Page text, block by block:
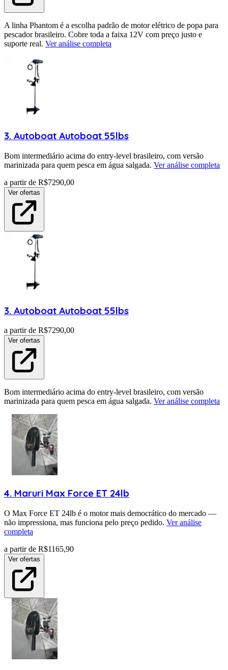
A linha Phantom é a escolha padrão de motor elétrico de popa para
pescador brasileiro. Cobre toda a faixa 12V com preço justo e
suporte real. Ver análise completa
3. Autoboat Autoboat 55lbs
Bom intermediário acima do entry-level brasileiro, com versão
marinizada para quem pesca em água salgada. Ver análise completa
a partir de R$7290,00
Ver ofertas
3. Autoboat Autoboat 55lbs
a partir de R$7290,00
Ver ofertas
Bom intermediário acima do entry-level brasileiro, com versão
marinizada para quem pesca em água salgada. Ver análise completa
4. Maruri Max Force ET 24lb
O Max Force ET 24lb é o motor mais democrático do mercado —
não impressiona, mas funciona pelo preço pedido. Ver análise
completa
a partir de R$1165,90
Ver ofertas